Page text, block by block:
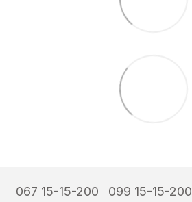
067 15-15-200 099 15-15-200